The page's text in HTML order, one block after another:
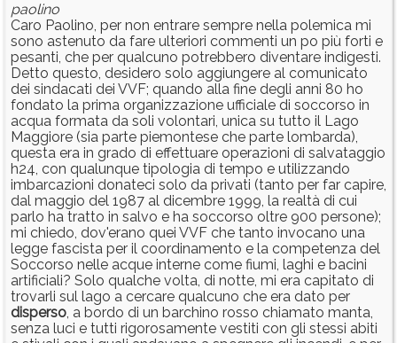
paolino
Caro Paolino, per non entrare sempre nella polemica mi
sono astenuto da fare ulteriori commenti un po più forti e
pesanti, che per qualcuno potrebbero diventare indigesti.
Detto questo, desidero solo aggiungere al comunicato
dei sindacati dei VVF; quando alla fine degli anni 80 ho
fondato la prima organizzazione ufficiale di soccorso in
acqua formata da soli volontari, unica su tutto il Lago
Maggiore (sia parte piemontese che parte lombarda),
questa era in grado di effettuare operazioni di salvataggio
h24, con qualunque tipologia di tempo e utilizzando
imbarcazioni donateci solo da privati (tanto per far capire,
dal maggio del 1987 al dicembre 1999, la realtà di cui
parlo ha tratto in salvo e ha soccorso oltre 900 persone);
mi chiedo, dov'erano quei VVF che tanto invocano una
legge fascista per il coordinamento e la competenza del
Soccorso nelle acque interne come fiumi, laghi e bacini
artificiali? Solo qualche volta, di notte, mi era capitato di
trovarli sul lago a cercare qualcuno che era dato per
disperso, a bordo di un barchino rosso chiamato manta,
senza luci e tutti rigorosamente vestiti con gli stessi abiti